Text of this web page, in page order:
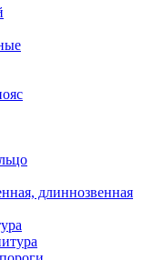
длиннозвенная